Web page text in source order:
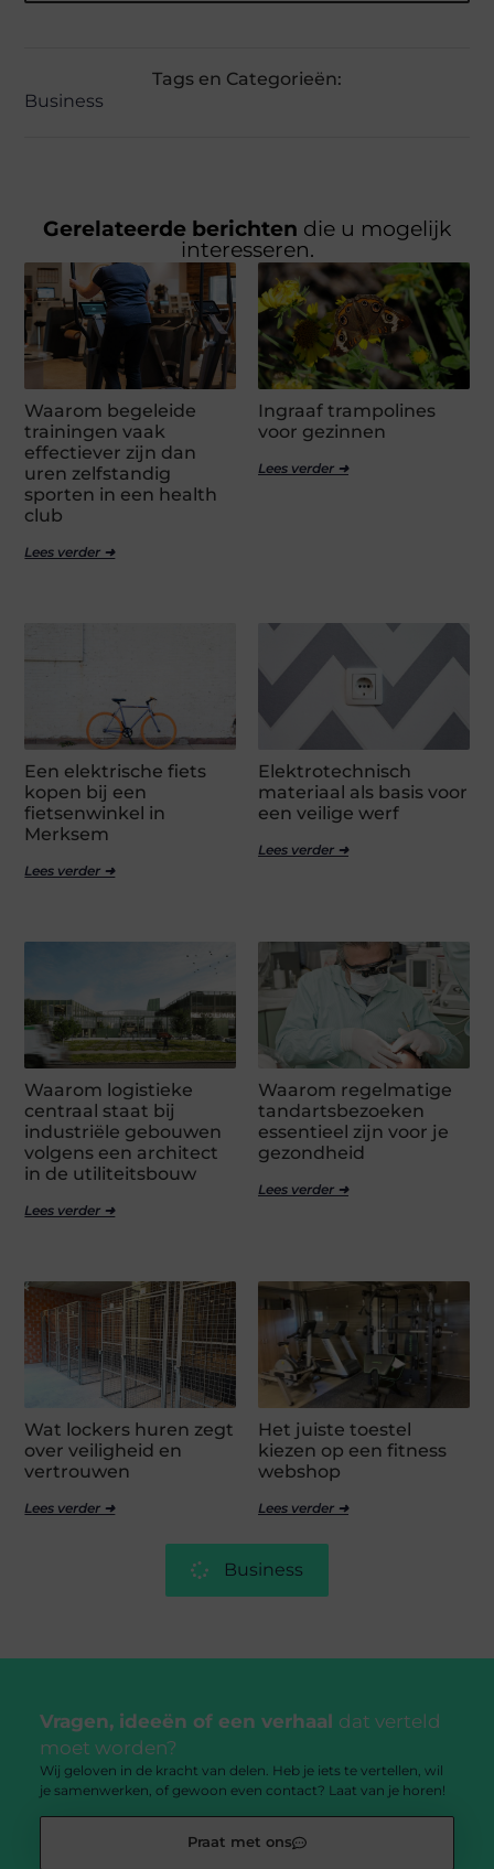
Tags en Categorieën:
Business
Gerelateerde berichten die u mogelijk
interesseren.
Waarom begeleide
trainingen vaak
effectiever zijn dan
uren zelfstandig
sporten in een health
club
Lees verder ➜
Ingraaf trampolines
voor gezinnen
Lees verder ➜
Een elektrische fiets
kopen bij een
fietsenwinkel in
Merksem
Lees verder ➜
Elektrotechnisch
materiaal als basis voor
een veilige werf
Lees verder ➜
Waarom logistieke
centraal staat bij
industriële gebouwen
volgens een architect
in de utiliteitsbouw
Lees verder ➜
Waarom regelmatige
tandartsbezoeken
essentieel zijn voor je
gezondheid
Lees verder ➜
Wat lockers huren zegt
over veiligheid en
vertrouwen
Lees verder ➜
Het juiste toestel
kiezen op een fitness
webshop
Lees verder ➜
Business
Vragen, ideeën of een verhaal dat verteld
moet worden?
Wij geloven in de kracht van delen. Heb je iets te vertellen, wil
je samenwerken, of gewoon even contact? Laat van je horen!
Praat met ons